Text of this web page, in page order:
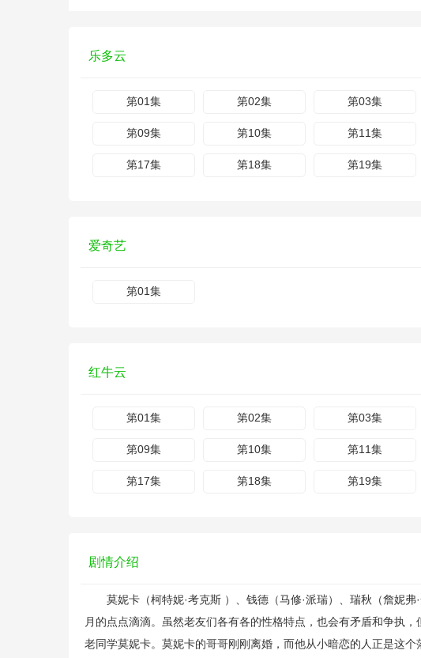
乐多云
第01集 第02集 第03集
第09集 第10集 第11集
第17集 第18集 第19集
爱奇艺
第01集
红牛云
第01集 第02集 第03集
第09集 第10集 第11集
第17集 第18集 第19集
剧情介绍
莫妮卡（柯特妮·考克斯 ）、钱德（马修·派瑞）、瑞秋（詹妮弗
月的点点滴滴。虽然老友们各有各的性格特点，也会有矛盾和争
老同学莫妮卡。莫妮卡的哥哥刚刚离婚，而他从小暗恋的人正是这